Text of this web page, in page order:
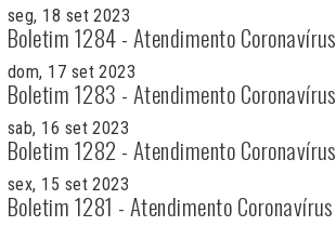
seg, 18 set 2023
Boletim 1284 - Atendimento Coronavírus
dom, 17 set 2023
Boletim 1283 - Atendimento Coronavírus
sab, 16 set 2023
Boletim 1282 - Atendimento Coronavírus
sex, 15 set 2023
Boletim 1281 - Atendimento Coronavírus